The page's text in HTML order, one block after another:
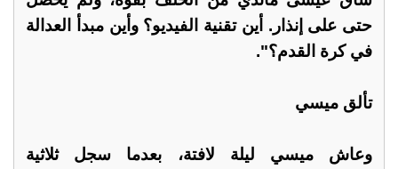
حتى على إنذار. أين تقنية الفيديو؟ وأين مبدأ العدالة
في كرة القدم؟".
تألق ميسي
وعاش ميسي ليلة لافتة، بعدما سجل ثلاثية